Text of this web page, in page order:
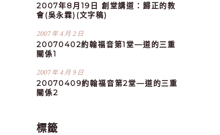
2007年8月19日 創堂講道：歸正的教
會(吳永霖)(文字稿)
2007 年 4 月 2 日
20070402約翰福音第1堂—道的三重
關係1
2007 年 4 月 9 日
20070409約翰福音第2堂—道的三重
關係2
標籤